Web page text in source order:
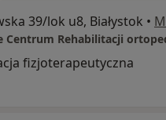
39/lok u8, Białystok •
fizjoterapeutyczna